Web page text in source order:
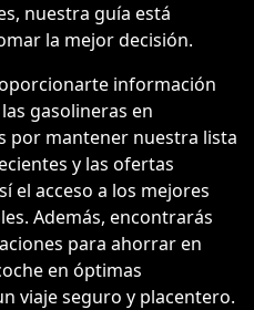
nuestra guía está
la mejor decisión.
información
gasolineras en
por mantener nuestra lista
y las ofertas
el acceso a los mejores
Además, encontrarás
para ahorrar en
en óptimas
viaje seguro y placentero.